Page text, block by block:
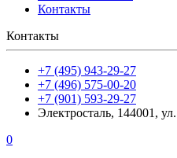
Контакты
Контакты
+7 (495) 943-29-27
+7 (496) 575-00-20
+7 (901) 593-29-27
Электросталь, 144001,
0